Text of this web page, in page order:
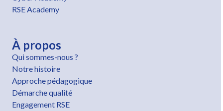
RSE Academy
À propos
Qui sommes-nous ?
Notre histoire
Approche pédagogique
Démarche qualité
Engagement RSE